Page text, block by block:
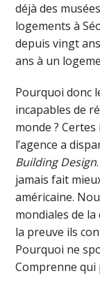
déjà des
logements à
depuis vingt
ans à un
Pourquoi donc
incapables de
monde ?
l’agence a
Building Design
jamais fait
américaine.
mondiales de
la preuve ils
Pourquoi ne
Comprenne